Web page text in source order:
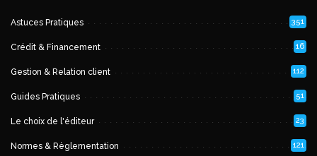
Astuces Pratiques 351
Crédit & Financement 16
Gestion & Relation client 112
Guides Pratiques 51
Le choix de l'éditeur 23
Normes & Règlementation 121